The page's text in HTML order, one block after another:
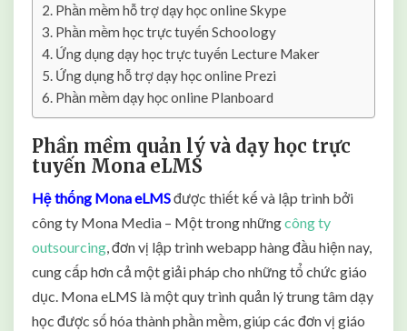
h
ấ
t
Phần mềm hỗ trợ dạy học online Skype
Phần mềm học trực tuyến Schoology
Ứng dụng dạy học trực tuyến Lecture Maker
Ứng dụng hỗ trợ dạy học online Prezi
Phần mềm dạy học online Planboard
Phần mềm quản lý và dạy học trực
tuyến Mona eLMS
Hệ thống Mona eLMSđược thiết kế và lập trình bởi
công ty Mona Media – Một trong nhữngcông ty
outsourcing,đơn vị lập trình webapp hàng đầu hiện nay,
cung cấp hơn cả một giải pháp cho những tổ chức giáo
dục. Mona eLMS là một quy trình quản lý trung tâm dạy
học được số hóa thành phần mềm, giúp các đơn vị giáo